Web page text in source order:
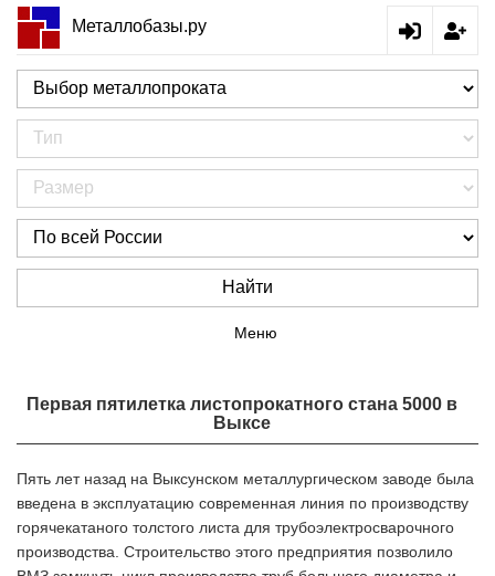
Металлобазы.ру
Найти
Меню
Первая пятилетка листопрокатного стана 5000 в
Выксе
Пять лет назад на Выксунском металлургическом заводе была
введена в эксплуатацию современная линия по производству
горячекатаного толстого листа для трубоэлектросварочного
производства. Строительство этого предприятия позволило